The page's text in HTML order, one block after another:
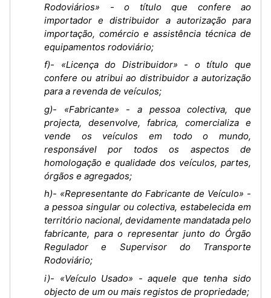
Rodoviários» - o título que confere ao
importador e distribuidor a autorização para
importação, comércio e assistência técnica de
equipamentos rodoviário;
f)- «Licença do Distribuidor» - o título que
confere ou atribui ao distribuidor a autorização
para a revenda de veículos;
g)- «Fabricante» - a pessoa colectiva, que
projecta, desenvolve, fabrica, comercializa e
vende os veículos em todo o mundo,
responsável por todos os aspectos de
homologação e qualidade dos veículos, partes,
órgãos e agregados;
h)- «Representante do Fabricante de Veículo» -
a pessoa singular ou colectiva, estabelecida em
território nacional, devidamente mandatada pelo
fabricante, para o representar junto do Órgão
Regulador e Supervisor do Transporte
Rodoviário;
i)- «Veículo Usado» - aquele que tenha sido
objecto de um ou mais registos de propriedade;